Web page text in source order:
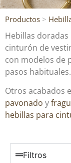
Productos >
Hebillas
cinturón de
con modelos de
pasos habituales.
Otros acabados
pavonado y
hebillas para
Filtros